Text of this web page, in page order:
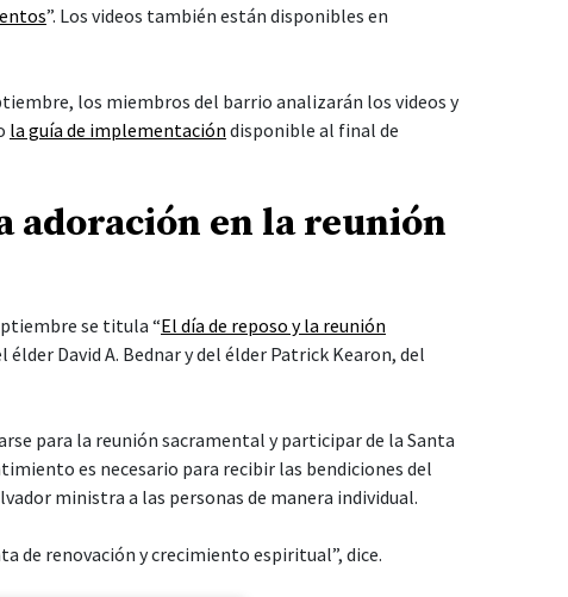
”. Los videos también están disponibles en
los miembros del barrio analizarán los videos y
la guía de implementación disponible al final de
adoración en la reunión
se titula “El día de reposo y la reunión
David A. Bednar y del élder Patrick Kearon, del
para la reunión sacramental y participar de la Santa
es necesario para recibir las bendiciones del
ministra a las personas de manera individual.
de renovación y crecimiento espiritual”, dice.